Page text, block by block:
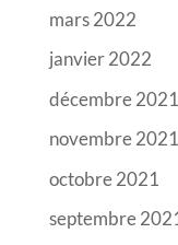
mars 2022
janvier 2022
décembre 2021
novembre 2021
octobre 2021
septembre